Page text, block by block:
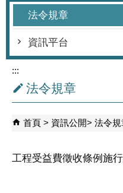
法令規章
資訊平台
:::
法令規章
首頁 資訊公開 法令規
工程受益費徵收條例施